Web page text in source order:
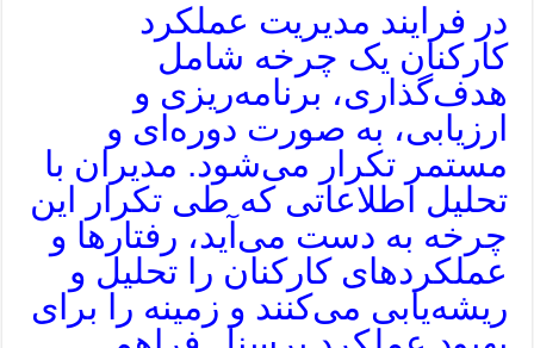
در فرایند مدیریت عملکرد
کارکنان یک چرخه‌ شامل
هدف‌گذاری، برنامه‌ریزی و
ارزیابی، به صورت دوره‌ای و
مستمر تکرار می‌شود. مدیران با
تحلیل اطلاعاتی که طی تکرار این
چرخه به دست می‌آید، رفتارها و
عملکردهای کارکنان را تحلیل و
ریشه‌یابی می‌کنند و زمینه را برای